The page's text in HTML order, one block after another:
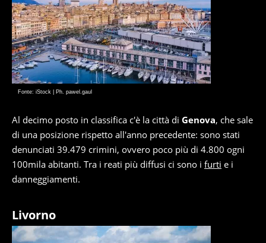
Fonte: iStock | Ph. pawel.gaul
Al decimo posto in classifica c'è la città di Genova, che sale
di una posizione rispetto all'anno precedente: sono stati
denunciati 39.479 crimini, ovvero poco più di 4.800 ogni
100mila abitanti. Tra i reati più diffusi ci sono i furti e i
danneggiamenti.
Livorno